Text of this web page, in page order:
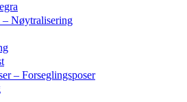
Nøytralisering
– Forseglingsposer